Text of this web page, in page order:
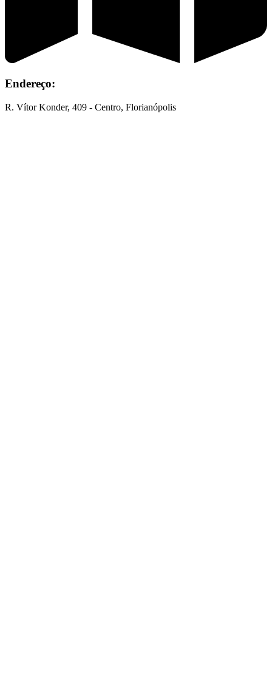
Endereço:
R. Vítor Konder, 409 - Centro, Florianópolis